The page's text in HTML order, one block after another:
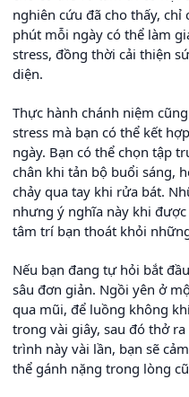
nghiên cứu đã cho thấy,
phút mỗi ngày có thể làm
stress, đồng thời cải thiện
diện.
Thực hành chánh niệm
stress mà bạn có thể kết
ngày. Bạn có thể chọn tập
chân khi tản bộ buổi sáng,
chảy qua tay khi rửa bát.
nhưng ý nghĩa này khi
tâm trí bạn thoát khỏi
Nếu bạn đang tự hỏi bắt
sâu đơn giản. Ngồi yên ở
qua mũi, để luồng không
trong vài giây, sau đó thở
trình này vài lần, bạn sẽ
thể gánh nặng trong lòng